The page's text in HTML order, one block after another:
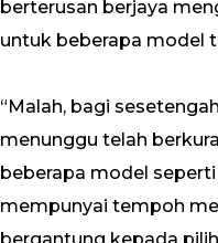
berterusan berjaya
untuk beberapa model
“Malah, bagi
menunggu telah
beberapa model seperti
mempunyai tempoh
bergantung kepada